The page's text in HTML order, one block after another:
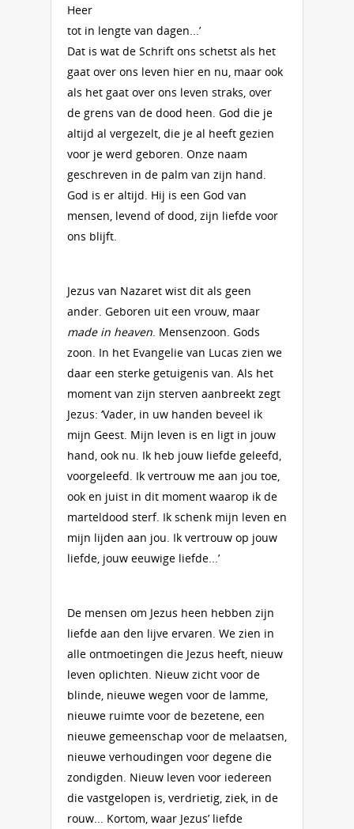
Heer
tot in lengte van dagen...’
Dat is wat de Schrift ons schetst als het
gaat over ons leven hier en nu, maar ook
als het gaat over ons leven straks, over
de grens van de dood heen. God die je
altijd al vergezelt, die je al heeft gezien
voor je werd geboren. Onze naam
geschreven in de palm van zijn hand.
God is er altijd. Hij is een God van
mensen, levend of dood, zijn liefde voor
ons blijft.
Jezus van Nazaret wist dit als geen
ander. Geboren uit een vrouw, maar
made in heaven. Mensenzoon. Gods
zoon. In het Evangelie van Lucas zien we
daar een sterke getuigenis van. Als het
moment van zijn sterven aanbreekt zegt
Jezus: ‘Vader, in uw handen beveel ik
mijn Geest. Mijn leven is en ligt in jouw
hand, ook nu. Ik heb jouw liefde geleefd,
voorgeleefd. Ik vertrouw me aan jou toe,
ook en juist in dit moment waarop ik de
marteldood sterf. Ik schenk mijn leven en
mijn lijden aan jou. Ik vertrouw op jouw
liefde, jouw eeuwige liefde...’
De mensen om Jezus heen hebben zijn
liefde aan den lijve ervaren. We zien in
alle ontmoetingen die Jezus heeft, nieuw
leven oplichten. Nieuw zicht voor de
blinde, nieuwe wegen voor de lamme,
nieuwe ruimte voor de bezetene, een
nieuwe gemeenschap voor de melaatsen,
nieuwe verhoudingen voor degene die
zondigden. Nieuw leven voor iedereen
die vastgelopen is, verdrietig, ziek, in de
rouw... Kortom, waar Jezus’ liefde